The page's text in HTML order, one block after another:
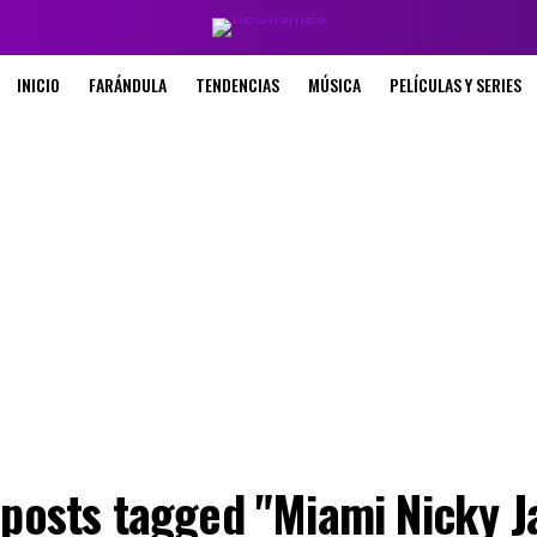
INICIO FARÁNDULA TENDENCIAS MÚSICA PELÍCULAS Y SERIES
tagged "Miami Nicky